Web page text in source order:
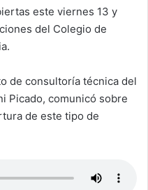
este viernes 13 y
del Colegio de
de consultoría técnica del
Picado, comunicó sobre
de este tipo de